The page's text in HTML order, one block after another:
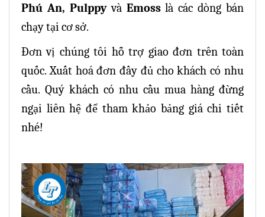
Phú An, Pulppyvà Emosslà các dòng bán
chạy tại cơ sở.
Đơn vị chúng tôi hỗ trợ giao đơn trên toàn
quốc. Xuất hoá đơn đầy đủ cho khách có nhu
cầu. Quý khách có nhu cầu mua hàng đừng
ngại liên hệ để tham khảo bảng giá chi tiết
nhé!